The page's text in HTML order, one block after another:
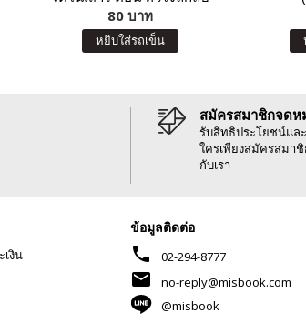
แห่งเกาะไดโนเสาร์ในตำนาน
80 บาท
หยิบใส่รถเข็น
สมัครสมาชิกจดห
รับสิทธิประโยชน์แล
ใครเพียงสมัครสมา
กับเรา
เงิน
ข้อมูลติดต่อ
phone 02-294-8777
mail
no-reply@misbook.com
@misbook